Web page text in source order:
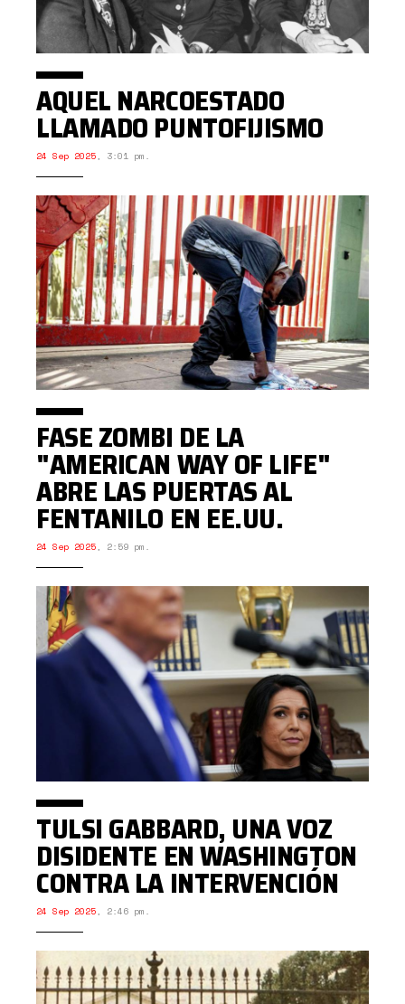
AQUEL NARCOESTADO
LLAMADO PUNTOFIJISMO
24 Sep 2025, 3:01 pm.
FASE ZOMBI DE LA
"AMERICAN WAY OF LIFE"
ABRE LAS PUERTAS AL
FENTANILO EN EE.UU.
24 Sep 2025, 2:59 pm.
TULSI GABBARD, UNA VOZ
DISIDENTE EN WASHINGTON
CONTRA LA INTERVENCIÓN
24 Sep 2025, 2:46 pm.